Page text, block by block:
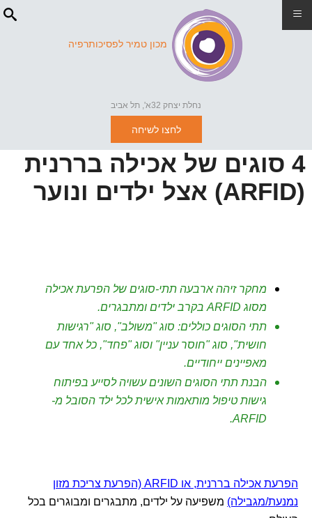
מכון טמיר לפסיכותרפיה
נחלת יצחק 32א', תל אביב
לחצו לשיחה
4 סוגים של אכילה בררנית
(ARFID) אצל ילדים ונוער
מחקר זיהה ארבעה תתי-סוגים של הפרעת אכילה
מסוג ARFID בקרב ילדים ומתבגרים.
תתי הסוגים כוללים: סוג "משולב", סוג "רגישות
חושית", סוג "חוסר עניין" וסוג "פחד", כל אחד עם
מאפיינים ייחודיים.
הבנת תתי הסוגים השונים עשויה לסייע בפיתוח
גישות טיפול מותאמות אישית לכל ילד הסובל מ-
ARFID.
הפרעת אכילה בררנית, או ARFID (הפרעת צריכת מזון
נמנעת/מגבילה) משפיעה על ילדים, מתבגרים ומבוגרים בכל
≡